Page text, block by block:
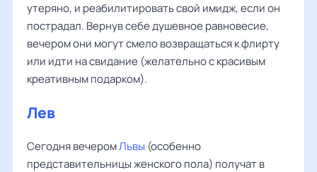
утеряно, и реабилитировать свой имидж, если он
пострадал. Вернув себе душевное равновесие,
вечером они могут смело возвращаться к флирту
или идти на свидание (желательно с красивым
креативным подарком).
Лев
Сегодня вечеромЛьвы (особенно
представительницы женского пола) получат в